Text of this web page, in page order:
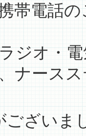
帯電話
ジオ・
ナース
ざいま